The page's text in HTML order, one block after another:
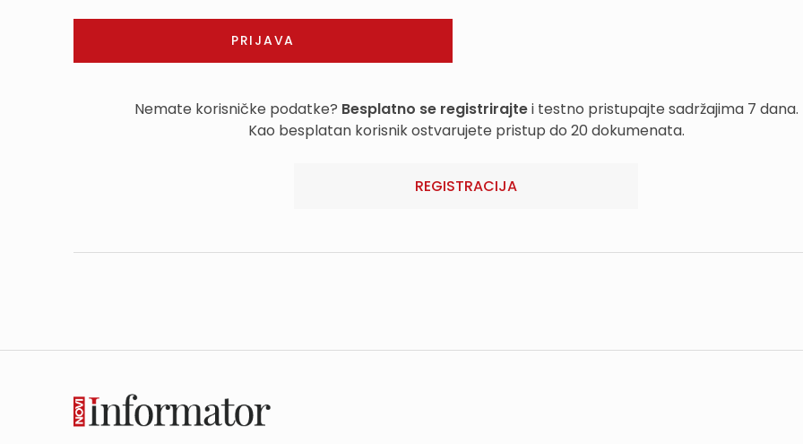
Nemate korisničke podatke? Besplatno se registrirajtei testno pristupajte sadržajima 7 dana.
Kao besplatan korisnik ostvarujete pristup do 20 dokumenata.
REGISTRACIJA